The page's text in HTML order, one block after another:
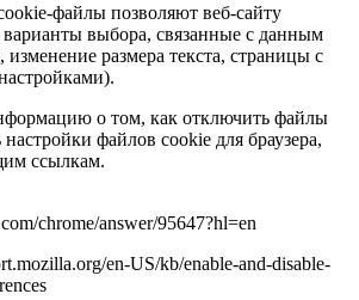
файлы позволяют веб-сайту
выбора, связанные с данным
размера текста, страницы с
о том, как отключить файлы
файлов cookie для браузера,
ссылкам.
chrome/answer/95647?hl=en
en-US/kb/enable-and-disable-